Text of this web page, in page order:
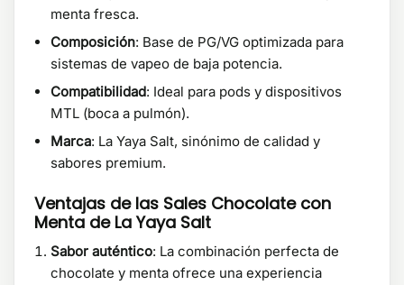
menta fresca.
Composición: Base de PG/VG optimizada para
sistemas de vapeo de baja potencia.
Compatibilidad: Ideal para pods y dispositivos
MTL (boca a pulmón).
Marca: La Yaya Salt, sinónimo de calidad y
sabores premium.
Ventajas de las Sales Chocolate con
Menta de La Yaya Salt
Sabor auténtico: La combinación perfecta de
chocolate y menta ofrece una experiencia